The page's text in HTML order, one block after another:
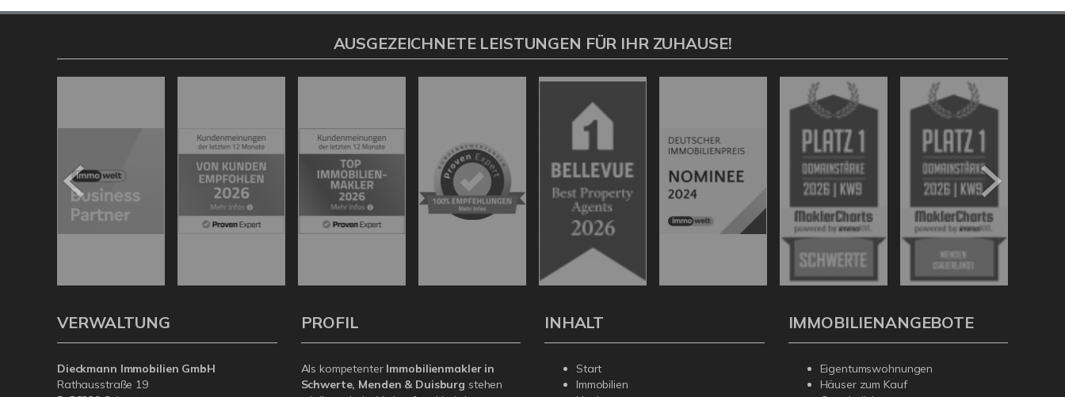
AUSGEZEICHNETE LEISTUNGEN FÜR IHR ZUHAUSE!
VERWALTUNG
Dieckmann Immobilien GmbH
Rathausstraße 19
PROFIL
Als kompetenter Immobilienmakler in
Schwerte, Menden & Duisburg stehen
INHALT
Start
Immobilien
IMMOBILIENANGEBOTE
Eigentumswohnungen
Häuser zum Kauf